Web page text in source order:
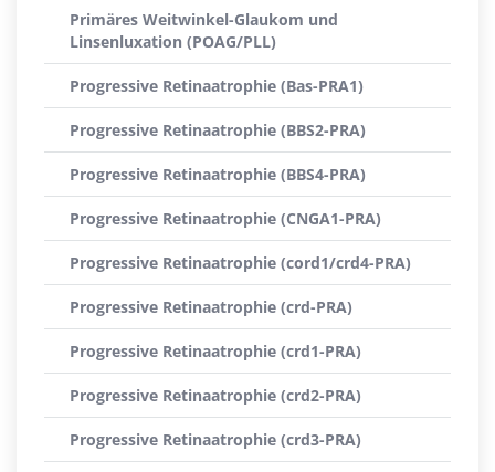
Primäres Weitwinkel-Glaukom und
Linsenluxation (POAG/PLL)
Progressive Retinaatrophie (Bas-PRA1)
Progressive Retinaatrophie (BBS2-PRA)
Progressive Retinaatrophie (BBS4-PRA)
Progressive Retinaatrophie (CNGA1-PRA)
Progressive Retinaatrophie (cord1/crd4-PRA)
Progressive Retinaatrophie (crd-PRA)
Progressive Retinaatrophie (crd1-PRA)
Progressive Retinaatrophie (crd2-PRA)
Progressive Retinaatrophie (crd3-PRA)